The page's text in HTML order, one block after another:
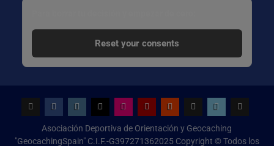
Reset your consents
Asociación Deportiva de Orientación y Geocaching
"GeocachingSpain" C.I.F.-G397271362025 Copyright © Todos los